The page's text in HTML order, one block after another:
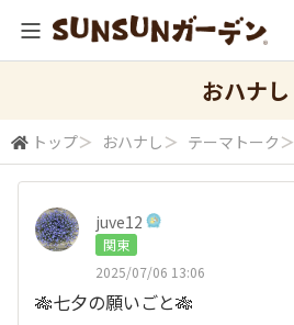
おハナし
トップ＞ おハナし ＞ テーマトーク ＞
juve12
関東
2025/07/06 13:06
🎋七夕の願いごと🎋